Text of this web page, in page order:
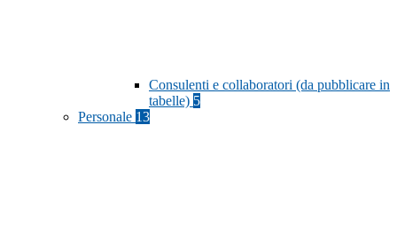
Consulenti e collaboratori (da pubblicare in
tabelle) 5
Personale 13